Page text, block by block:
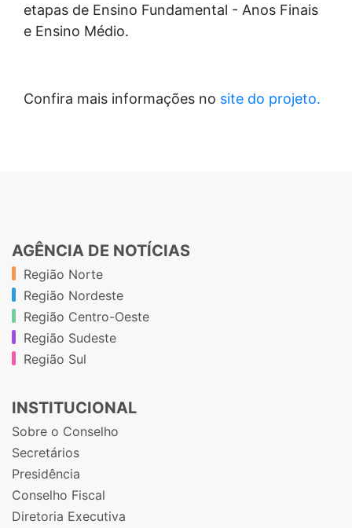
etapas de Ensino Fundamental - Anos Finais
e Ensino Médio.
Confira mais informações no site do projeto.
AGÊNCIA DE NOTÍCIAS
Região Norte
Região Nordeste
Região Centro-Oeste
Região Sudeste
Região Sul
INSTITUCIONAL
Sobre o Conselho
Secretários
Presidência
Conselho Fiscal
Diretoria Executiva